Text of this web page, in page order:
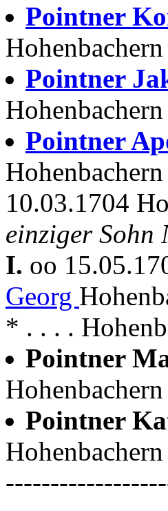
Pointner
Pointner
Pointner
Hohenbachern
10.03.1704
einziger Sohn
I. oo
Georg
* . . . .
Pointner
Hohenbachern
Pointner
Hohenbachern